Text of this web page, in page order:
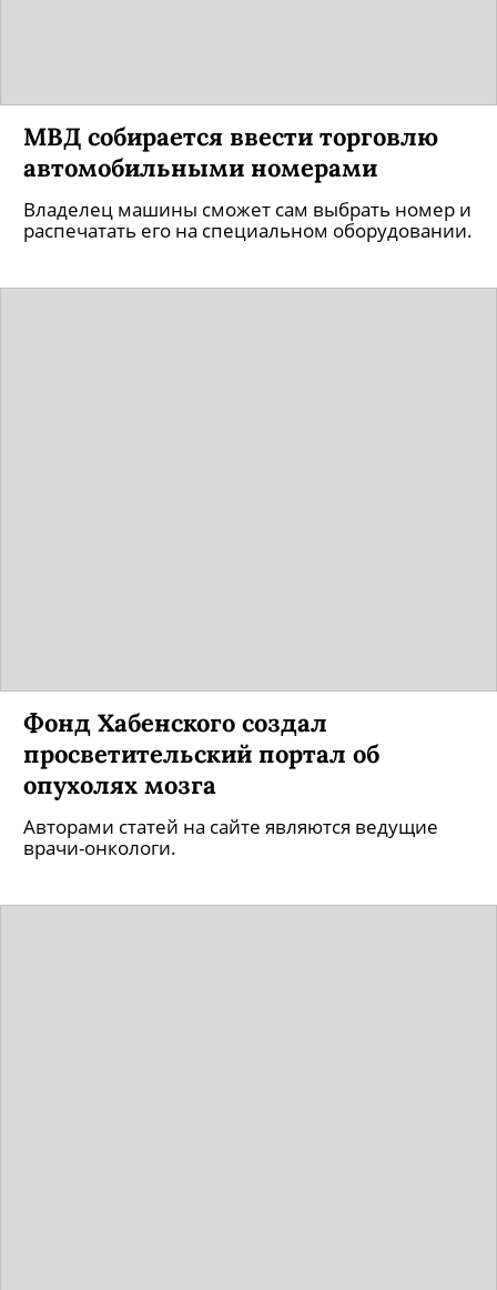
МВД собирается ввести торговлю
автомобильными номерами
Владелец машины сможет сам выбрать номер и
распечатать его на специальном оборудовании.
Фонд Хабенского создал
просветительский портал об
опухолях мозга
Авторами статей на сайте являются ведущие
врачи-онкологи.